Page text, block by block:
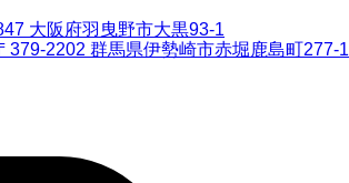
大阪府羽曳野市大黒93-1
379-2202 群馬県伊勢崎市赤堀鹿島町277-1